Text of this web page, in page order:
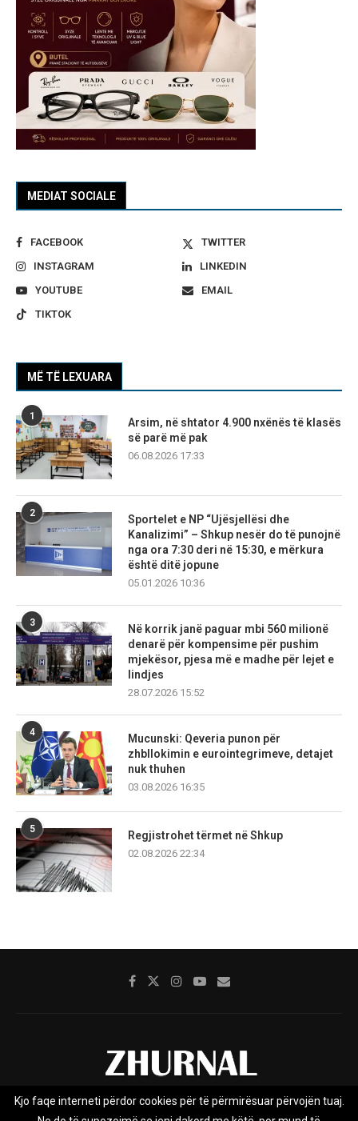
MEDIAT SOCIALE
FACEBOOK
TWITTER
INSTAGRAM
LINKEDIN
YOUTUBE
EMAIL
TIKTOK
MË TË LEXUARA
1
Arsim, në shtator 4.900 nxënës të klasës
së parë më pak
06.08.2026 17:33
2
Sportelet e NP “Ujësjellësi dhe
Kanalizimi” – Shkup nesër do të punojnë
nga ora 7:30 deri në 15:30, e mërkura
është ditë jopune
05.01.2026 10:36
3
Në korrik janë paguar mbi 560 milionë
denarë për kompensime për pushim
mjekësor, pjesa më e madhe për lejet e
lindjes
28.07.2026 15:52
4
Mucunski: Qeveria punon për
zhbllokimin e eurointegrimeve, detajet
nuk thuhen
03.08.2026 16:35
5
Regjistrohet tërmet në Shkup
02.08.2026 22:34
Rreth nesh Impresumi Marketing
Kjo faqe interneti përdor cookies për të përmirësuar përvojën tuaj.